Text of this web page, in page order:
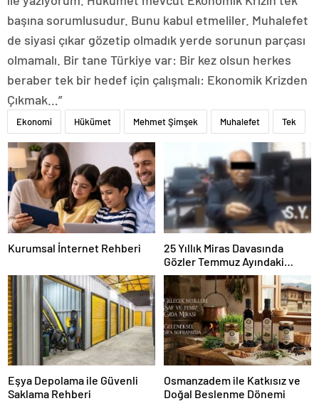
başına sorumlusudur. Bunu kabul etmeliler. Muhalefet
de siyasi çıkar gözetip olmadık yerde sorunun parçası
olmamalı. Bir tane Türkiye var: Bir kez olsun herkes
beraber tek bir hedef için çalışmalı: Ekonomik Krizden
Çıkmak…”
Ekonomi Hükümet Mehmet Şimşek Muhalefet Tek
Kurumsal İnternet Rehberi
25 Yıllık Miras Davasında
Gözler Temmuz Ayındaki
Karar Duruşmasına Çevrildi
Eşya Depolama ile Güvenli
Saklama Rehberi
Osmanzadem ile Katkısız ve
Doğal Beslenme Dönemi